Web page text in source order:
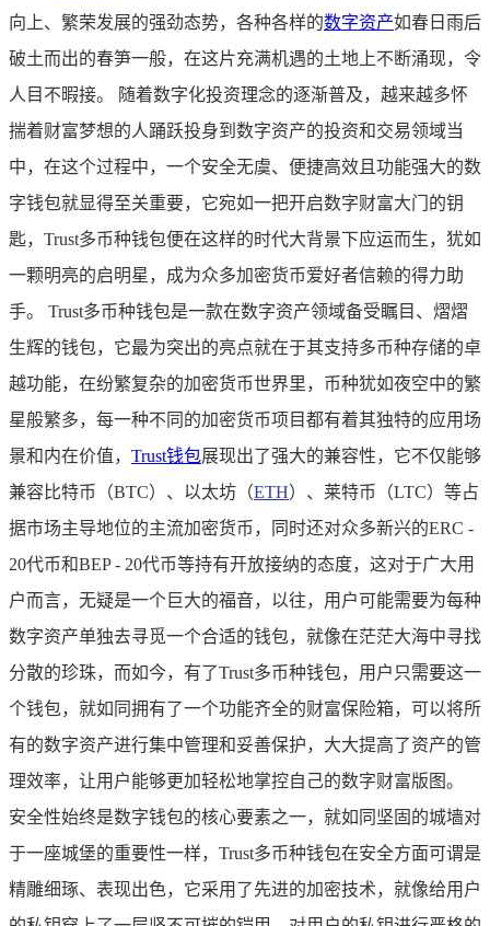
向上、繁荣发展的强劲态势，各种各样的数字资产如春日雨后
破土而出的春笋一般，在这片充满机遇的土地上不断涌现，令
人目不暇接。 随着数字化投资理念的逐渐普及，越来越多怀
揣着财富梦想的人踊跃投身到数字资产的投资和交易领域当
中，在这个过程中，一个安全无虞、便捷高效且功能强大的数
字钱包就显得至关重要，它宛如一把开启数字财富大门的钥
匙，Trust多币种钱包便在这样的时代大背景下应运而生，犹如
一颗明亮的启明星，成为众多加密货币爱好者信赖的得力助
手。 Trust多币种钱包是一款在数字资产领域备受瞩目、熠熠
生辉的钱包，它最为突出的亮点就在于其支持多币种存储的卓
越功能，在纷繁复杂的加密货币世界里，币种犹如夜空中的繁
星般繁多，每一种不同的加密货币项目都有着其独特的应用场
景和内在价值， Trust钱包展现出了强大的兼容性，它不仅能够
兼容比特币（BTC）、以太坊（ETH）、莱特币（LTC）等占
据市场主导地位的主流加密货币，同时还对众多新兴的ERC -
20代币和BEP - 20代币等持有开放接纳的态度，这对于广大用
户而言，无疑是一个巨大的福音，以往，用户可能需要为每种
数字资产单独去寻觅一个合适的钱包，就像在茫茫大海中寻找
分散的珍珠，而如今，有了Trust多币种钱包，用户只需要这一
个钱包，就如同拥有了一个功能齐全的财富保险箱，可以将所
有的数字资产进行集中管理和妥善保护，大大提高了资产的管
理效率，让用户能够更加轻松地掌控自己的数字财富版图。
安全性始终是数字钱包的核心要素之一，就如同坚固的城墙对
于一座城堡的重要性一样，Trust多币种钱包在安全方面可谓是
精雕细琢、表现出色，它采用了先进的加密技术，就像给用户